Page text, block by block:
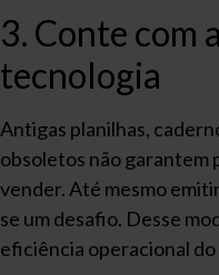
3. Conte com
tecnologia
Antigas planilhas,
obsoletos não garantem
vender. Até mesmo
se um desafio. Desse
eficiência operacional